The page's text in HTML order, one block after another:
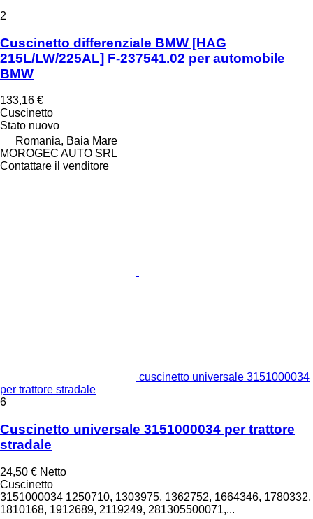
2
Cuscinetto differenziale BMW [HAG
215L/LW/225AL] F-237541.02 per automobile
BMW
133,16 €
Cuscinetto
Stato nuovo
Romania, Baia Mare
MOROGEC AUTO SRL
Contattare il venditore
cuscinetto universale 3151000034
per trattore stradale
6
Cuscinetto universale 3151000034 per trattore
stradale
24,50 € Netto
Cuscinetto
3151000034 1250710, 1303975, 1362752, 1664346, 1780332,
1810168, 1912689, 2119249, 281305500071,...